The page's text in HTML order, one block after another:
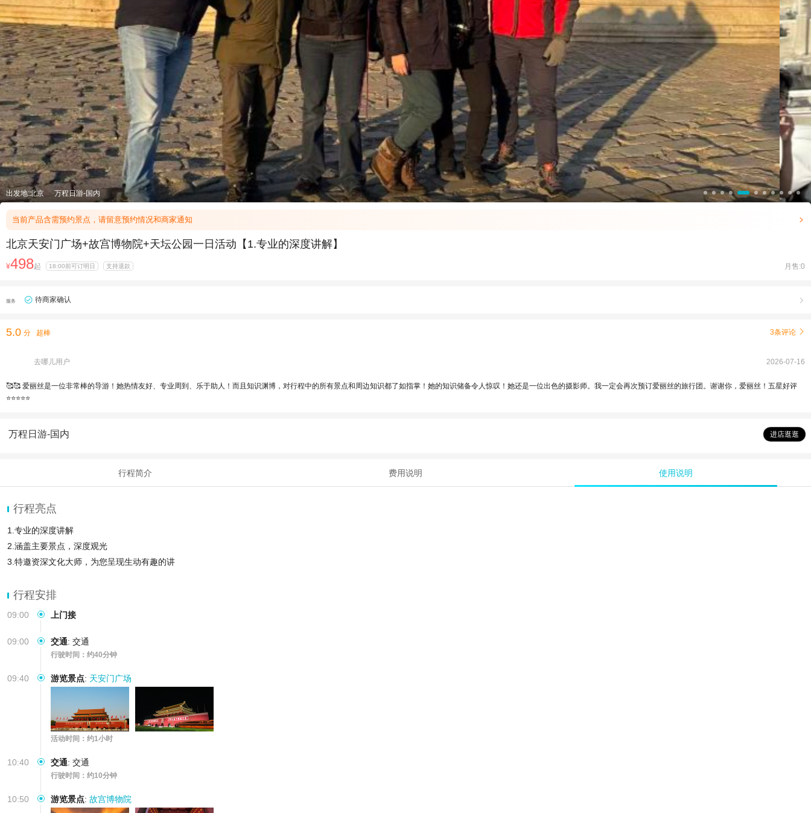
出发地:北京 万程日游-国内
当前产品含需预约景点，请留意预约情况和商家通知 
北京天安门广场+故宫博物院+天坛公园一日活动【1.专业的深度讲解】
¥498起 18:00前可订明日 支持退款 月售:0
服务 待商家确认 
5.0 分 超棒 3条评论 
去哪儿用户 2026-07-16
🥰🥰 爱丽丝是一位非常棒的导游！她热情友好、专业周到、乐于助人！而且知识渊博，对行程中的所有景点和周边知识都了如指掌！她的知识储备令人惊叹！她还是一位出色的摄影师。我一定会再次预订爱丽丝的旅行团。谢谢你，爱丽丝！五星好评
⭐️⭐️⭐️⭐️⭐️
万程日游-国内 进店逛逛
行程简介 费用说明 使用说明
行程亮点
1.专业的深度讲解
2.涵盖主要景点，深度观光
3.特邀资深文化大师，为您呈现生动有趣的讲
行程安排
09:00 上门接
09:00 交通: 交通
行驶时间：约40分钟
09:40 游览景点: 天安门广场
活动时间：约1小时
10:40 交通: 交通
行驶时间：约10分钟
10:50 游览景点: 故宫博物院